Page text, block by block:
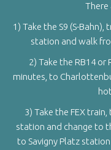
There
1) Take the S9 (S-
station and walk
2) Take the RB14 or
minutes, to
3) Take the FEX
station and change to
to Savigny Platz